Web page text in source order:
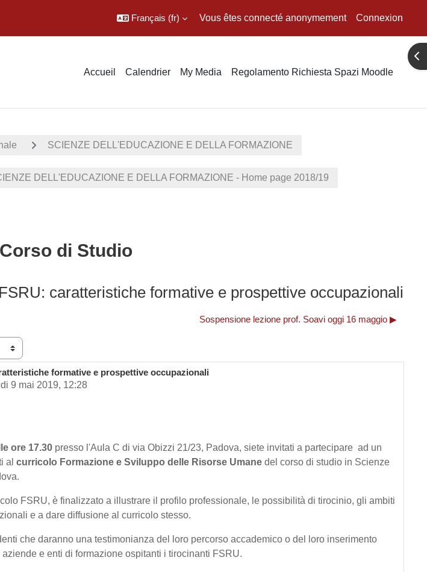
Français ‎(fr)‎ Vous êtes connecté anonymement Connexion
Accueil Calendrier My Media Regolamento Richiesta Spazi Moodle
SCIENZE DELL'EDUCAZIONE E DELLA FORMAZIONE
DELL'EDUCAZIONE E DELLA FORMAZIONE - Home page 2018/19
di Studio
caratteristiche formative e prospettive occupazionali
Sospensione lezione prof. Soavi oggi 16 maggio ▶︎
formative e prospettive occupazionali
9 mai 2019, 12:28
ore 17.30 presso l'Aula C di via Obizzi 21/23, Padova, siete invitati a partecipare ad un
al curricolo Formazione e Sviluppo delle Risorse Umane del corso di studio in Scienze
FSRU, è finalizzato a illustrare il profilo professionale, le possibilità di tirocinio, gli ambiti
e a dare diffusione al curricolo stesso.
che daranno una testimonianza del loro percorso accademico o del loro inserimento
e enti di formazione ospitanti i tirocinanti FSRU.